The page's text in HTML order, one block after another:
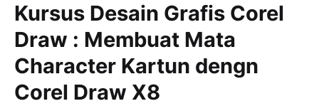
Kursus Desain Grafis Corel
Draw : Membuat Mata
Character Kartun dengn
Corel Draw X8